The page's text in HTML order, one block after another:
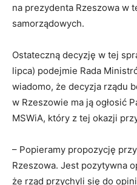
na prezydenta Rzeszowa w
samorządowych.
Ostateczną decyzję w tej
lipca) podejmie Rada
wiadomo, że decyzja rządu
w Rzeszowie ma ją ogłosić
MSWiA, który z tej okazji
– Popieramy propozycję
Rzeszowa. Jest pozytywna
że rząd przychyli się do